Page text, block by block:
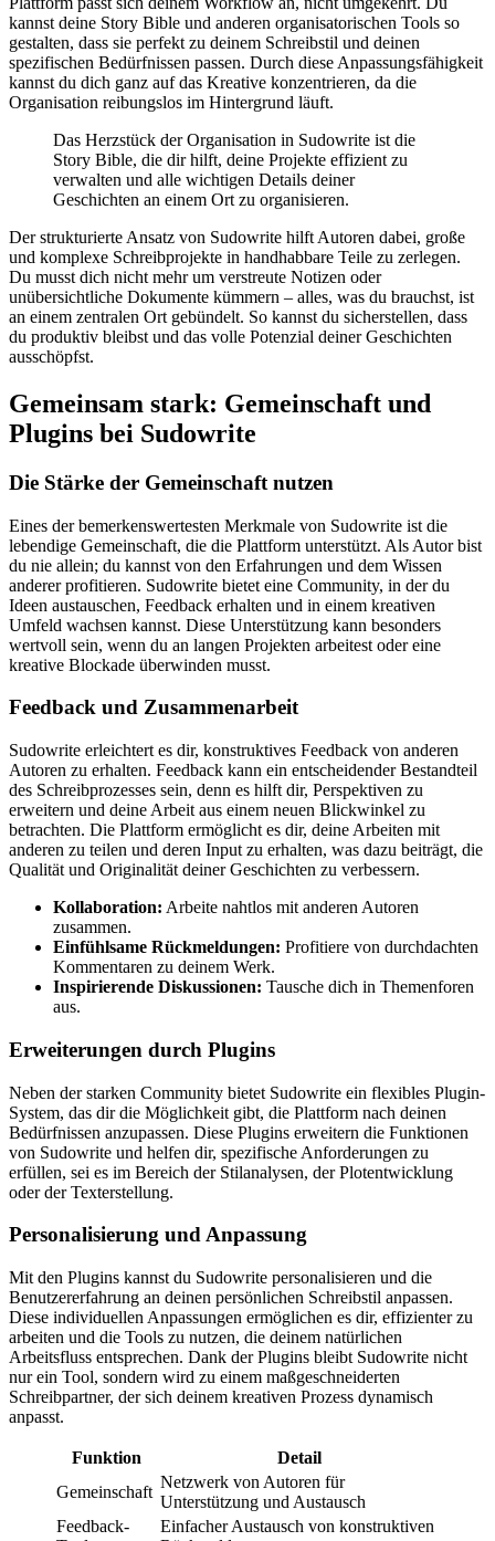
kannst deine Story Bible und anderen organisatorischen Tools so
gestalten, dass sie perfekt zu deinem Schreibstil und deinen
spezifischen Bedürfnissen passen. Durch diese Anpassungsfähigkeit
kannst du dich ganz auf das Kreative konzentrieren, da die
Organisation reibungslos im Hintergrund läuft.
Das Herzstück der Organisation in Sudowrite ist die
Story Bible, die dir hilft, deine Projekte effizient zu
verwalten und alle wichtigen Details deiner
Geschichten an einem Ort zu organisieren.
Der strukturierte Ansatz von Sudowrite hilft Autoren dabei, große
und komplexe Schreibprojekte in handhabbare Teile zu zerlegen.
Du musst dich nicht mehr um verstreute Notizen oder
unübersichtliche Dokumente kümmern – alles, was du brauchst, ist
an einem zentralen Ort gebündelt. So kannst du sicherstellen, dass
du produktiv bleibst und das volle Potenzial deiner Geschichten
ausschöpfst.
Gemeinsam stark: Gemeinschaft und
Plugins bei Sudowrite
Die Stärke der Gemeinschaft nutzen
Eines der bemerkenswertesten Merkmale von Sudowrite ist die
lebendige Gemeinschaft, die die Plattform unterstützt. Als Autor bist
du nie allein; du kannst von den Erfahrungen und dem Wissen
anderer profitieren. Sudowrite bietet eine Community, in der du
Ideen austauschen, Feedback erhalten und in einem kreativen
Umfeld wachsen kannst. Diese Unterstützung kann besonders
wertvoll sein, wenn du an langen Projekten arbeitest oder eine
kreative Blockade überwinden musst.
Feedback und Zusammenarbeit
Sudowrite erleichtert es dir, konstruktives Feedback von anderen
Autoren zu erhalten. Feedback kann ein entscheidender Bestandteil
des Schreibprozesses sein, denn es hilft dir, Perspektiven zu
erweitern und deine Arbeit aus einem neuen Blickwinkel zu
betrachten. Die Plattform ermöglicht es dir, deine Arbeiten mit
anderen zu teilen und deren Input zu erhalten, was dazu beiträgt, die
Qualität und Originalität deiner Geschichten zu verbessern.
Kollaboration: Arbeite nahtlos mit anderen Autoren
zusammen.
Einfühlsame Rückmeldungen: Profitiere von durchdachten
Kommentaren zu deinem Werk.
Inspirierende Diskussionen: Tausche dich in Themenforen
aus.
Erweiterungen durch Plugins
Neben der starken Community bietet Sudowrite ein flexibles Plugin-
System, das dir die Möglichkeit gibt, die Plattform nach deinen
Bedürfnissen anzupassen. Diese Plugins erweitern die Funktionen
von Sudowrite und helfen dir, spezifische Anforderungen zu
erfüllen, sei es im Bereich der Stilanalysen, der Plotentwicklung
oder der Texterstellung.
Personalisierung und Anpassung
Mit den Plugins kannst du Sudowrite personalisieren und die
Benutzererfahrung an deinen persönlichen Schreibstil anpassen.
Diese individuellen Anpassungen ermöglichen es dir, effizienter zu
arbeiten und die Tools zu nutzen, die deinem natürlichen
Arbeitsfluss entsprechen. Dank der Plugins bleibt Sudowrite nicht
nur ein Tool, sondern wird zu einem maßgeschneiderten
Schreibpartner, der sich deinem kreativen Prozess dynamisch
anpasst.
Funktion
Detail
Gemeinschaft
Netzwerk von Autoren für
Unterstützung und Austausch
Feedback-
Einfacher Austausch von konstruktiven